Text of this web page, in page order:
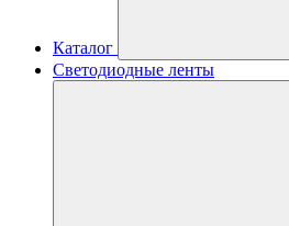
Каталог
Светодиодные ленты